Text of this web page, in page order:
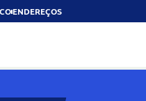
ENDEREÇOS